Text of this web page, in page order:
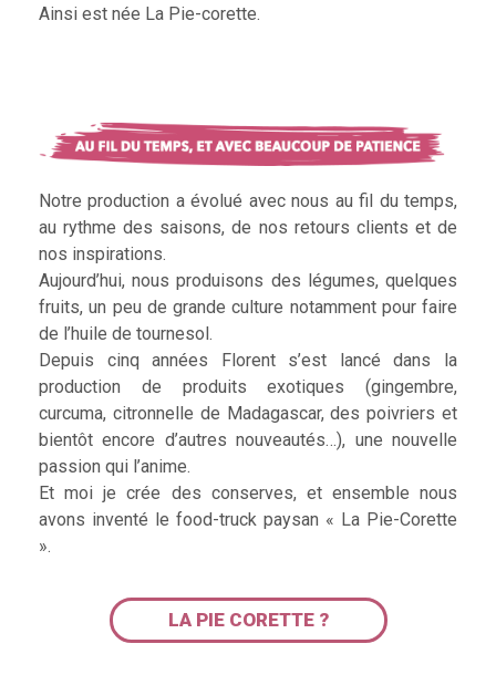
Ainsi est née La Pie-corette.
Notre production a évolué avec nous au fil du temps,
au rythme des saisons, de nos retours clients et de
nos inspirations.
Aujourd’hui, nous produisons des légumes, quelques
fruits, un peu de grande culture notamment pour faire
de l’huile de tournesol.
Depuis cinq années Florent s’est lancé dans la
production de produits exotiques (gingembre,
curcuma, citronnelle de Madagascar, des poivriers et
bientôt encore d’autres nouveautés…), une nouvelle
passion qui l’anime.
Et moi je crée des conserves, et ensemble nous
avons inventé le food-truck paysan « La Pie-Corette
».
LA PIE CORETTE ?